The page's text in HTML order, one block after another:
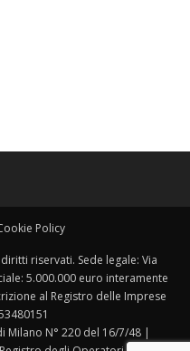
Policy
riservati. Sede legale: Via
5.000.000 euro interamente
al Registro delle Imprese
Milano N° 220 del 16/7/48 |